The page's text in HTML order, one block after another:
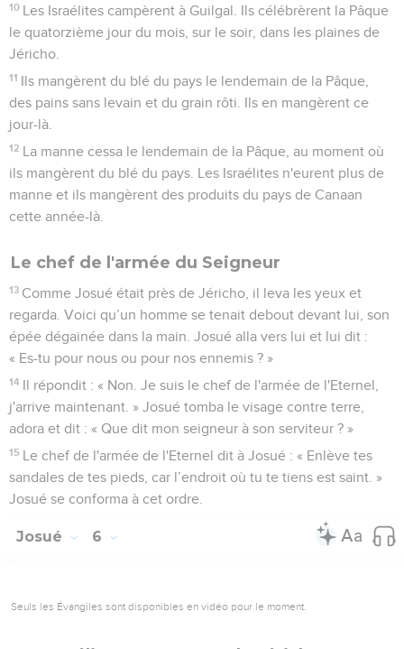
10 Les Israélites campèrent à Guilgal. Ils célébrèrent la Pâque
le quatorzième jour du mois, sur le soir, dans les plaines de
Jéricho.
11 Ils mangèrent du blé du pays le lendemain de la Pâque,
des pains sans levain et du grain rôti. Ils en mangèrent ce
jour-là.
12 La manne cessa le lendemain de la Pâque, au moment où
ils mangèrent du blé du pays. Les Israélites n'eurent plus de
manne et ils mangèrent des produits du pays de Canaan
cette année-là.
Le chef de l'armée du Seigneur
13 Comme Josué était près de Jéricho, il leva les yeux et
regarda. Voici qu’un homme se tenait debout devant lui, son
épée dégainée dans la main. Josué alla vers lui et lui dit :
« Es-tu pour nous ou pour nos ennemis ? »
14 Il répondit : « Non. Je suis le chef de l'armée de l'Eternel,
j'arrive maintenant. » Josué tomba le visage contre terre,
adora et dit : « Que dit mon seigneur à son serviteur ? »
15 Le chef de l'armée de l'Eternel dit à Josué : « Enlève tes
sandales de tes pieds, car l’endroit où tu te tiens est saint. »
Josué se conforma à cet ordre.
Josué 6
Seuls les Évangiles sont disponibles en vidéo pour le moment.